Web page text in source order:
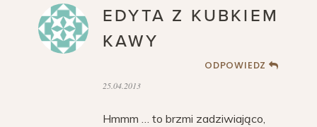
EDYTA Z KUBKIEM
KAWY
ODPOWIEDZ
25.04.2013
Hmmm … to brzmi zadziwiająco,